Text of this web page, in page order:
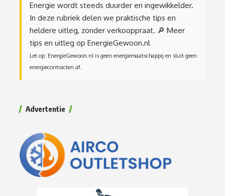
Energie wordt steeds duurder en ingewikkelder.
In deze rubriek delen we praktische tips en
heldere uitleg, zonder verkooppraat. 🔎 Meer
tips en uitleg op EnergieGewoon.nl
Let op: EnergieGewoon.nl is geen energiemaatschappij en sluit geen
energiecontracten af.
Advertentie